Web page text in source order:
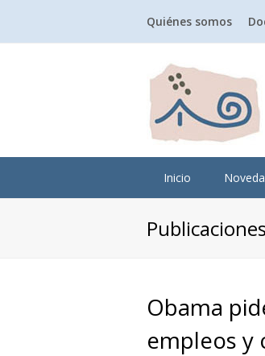
Quiénes somos
Inicio
Publicaciones
Obama
empleos y